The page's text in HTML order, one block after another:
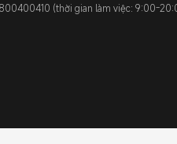
(thời gian làm việc: 9:00-